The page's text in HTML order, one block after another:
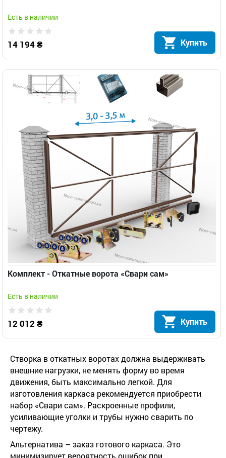
Есть в наличии
14 194 ₴ Купить
Комплект - Откатные ворота «Свари сам»
Есть в наличии
12 012 ₴ Купить
Створка в откатных воротах должна выдерживать
внешние нагрузки, не менять форму во время
движения, быть максимально легкой. Для
изготовления каркаса рекомендуется приобрести
набор «Свари сам». Раскроенные профили,
усиливающие уголки и трубы нужно сварить по
чертежу.
Альтернатива – заказ готового каркаса. Это
минимизирует вероятность ошибок при